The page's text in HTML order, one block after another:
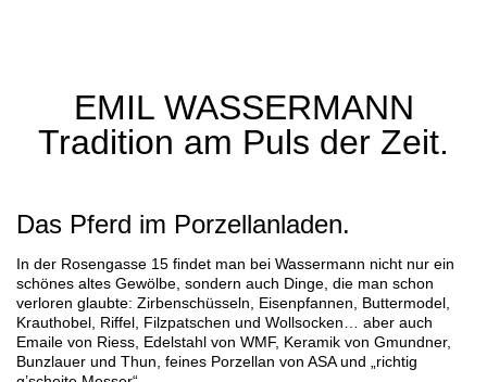
EMIL WASSERMANN
Tradition am Puls der Zeit.
Das Pferd im Porzellanladen.
In der Rosengasse 15 findet man bei Wassermann nicht nur ein
schönes altes Gewölbe, sondern auch Dinge, die man schon
verloren glaubte: Zirbenschüsseln, Eisenpfannen, Buttermodel,
Krauthobel, Riffel, Filzpatschen und Wollsocken… aber auch
Emaile von Riess, Edelstahl von WMF, Keramik von Gmundner,
Bunzlauer und Thun, feines Porzellan von ASA und „richtig